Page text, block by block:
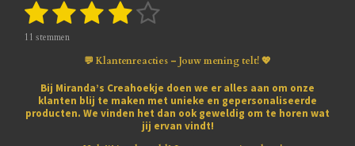
R
t
1
s
r
2
s
e
r
3
t
e
r
r
4
t
e
r
r
5
t
e
r
r
m
11 stemmen
💬 Klantenreacties – Jouw mening telt! 💖
Bij Miranda’s Creahoekje doen we er alles aan om onze
klanten blij te maken met unieke en gepersonaliseerde
producten. We vinden het dan ook geweldig om te horen wat
jij ervan vindt!